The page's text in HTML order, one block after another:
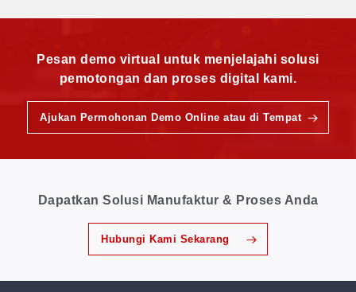
Pesan demo virtual untuk menjelajahi solusi
pemotongan dan proses digital kami.
Ajukan Permohonan Demo Online atau di Tempat
Dapatkan Solusi Manufaktur & Proses Anda
Hubungi Kami Sekarang